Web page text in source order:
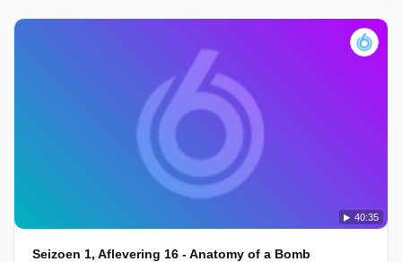
40:35
Seizoen 1, Aflevering 16 - Anatomy of a Bomb